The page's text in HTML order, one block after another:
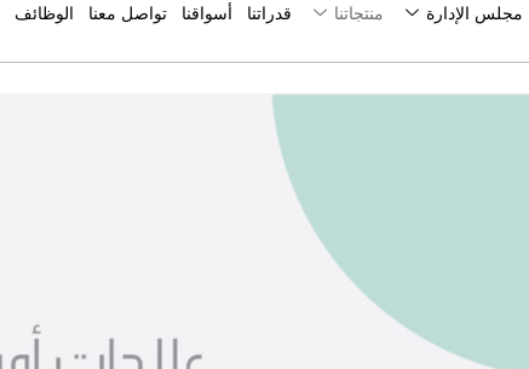
مجلس الإدارة منتجاتنا قدراتنا أسواقنا تواصل معنا الوظائف